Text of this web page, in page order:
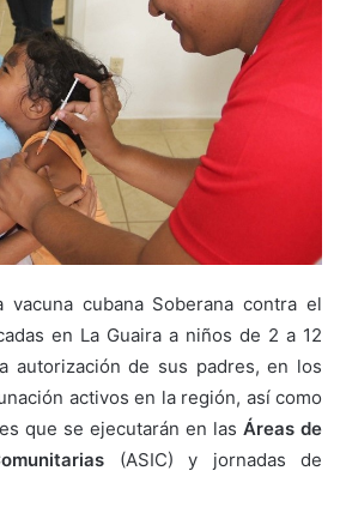
cubana Soberana contra el
en La Guaira a niños de 2 a 12
autorización de sus padres, en los
activos en la región, así como
que se ejecutarán en las Áreas de
(ASIC) y jornadas de